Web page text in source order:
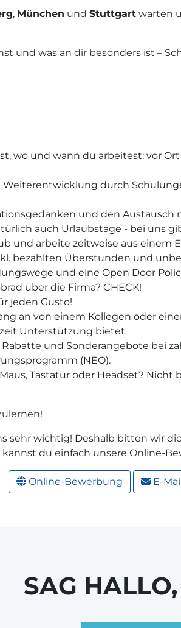
, München und Stuttgart warten
und was an dir besonders ist –
wo und wann du arbeitest: vor
Weiterentwicklung durch
und den Austausch
auch Urlaubstage - bei uns
und arbeite zeitweise aus einem
bezahlten Überstunden und
und eine Open Door
über die Firma? CHECK!
jeden Gusto!
an von einem Kollegen oder
Unterstützung bietet.
Rabatte und Sonderangebote bei
(NEO).
Tastatur oder Headset?
sehr wichtig! Deshalb bitten wir
du einfach unsere Online-
Online-Bewerbung E-
SAG